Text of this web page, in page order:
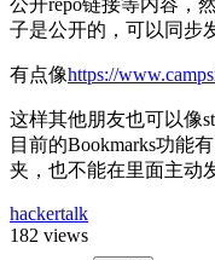
子是公开的，可以同步
有点像https://
这样其他朋友也可以像
目前的Bookmarks功能
夹，也不能在里面主动
hackertalk
182 views